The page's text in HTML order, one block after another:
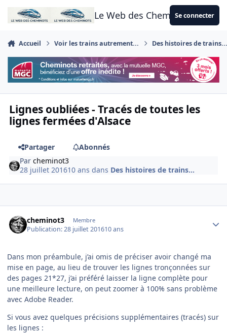
Aller au contenu
Le Web des CheminotsSe connecter
Accueil Voir les trains autrement... Des histoires de
Lignes oubliées - Tracés de toutes les
lignes fermées d'Alsace
Partager
Abonnés
Parcheminot3
28 juillet 201610 ans dans Des histoires de trains...
cheminot3 Membre
Publication:28 juillet 201610 ans
Dans mon préambule, j’ai omis de préciser avoir changé ma
mise en page, au lieu de trouver les lignes tronçonnées sur
des pages 21*27, j’ai préféré laisser la ligne complète pour
une meilleure lecture, on peut zoomer à 100% sans problème
avec Adobe Reader.
Si vous avez quelques précisions supplémentaires (tracés) sur
les lignes :